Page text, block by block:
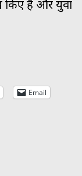
किए हैं और युवा
Email